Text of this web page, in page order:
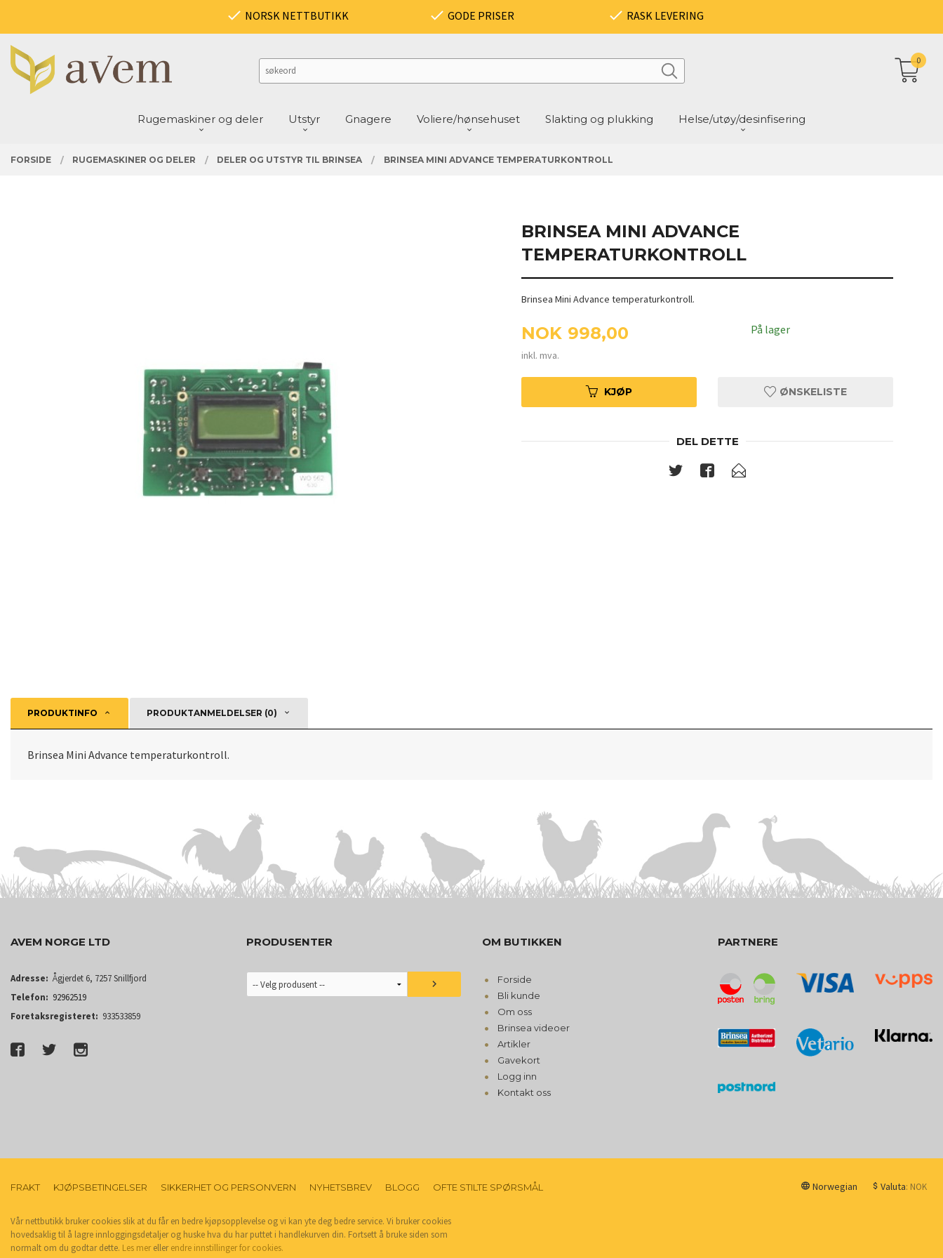
innholdet
NORSK NETTBUTIKK GODE PRISER RASK LEVERING
Rugemaskiner og deler Utstyr Gnagere Voliere/hønsehuset Slakting og plukking Helse/utøy/desinfisering
0
FORSIDE RUGEMASKINER OG DELER DELER OG UTSTYR TIL BRINSEA BRINSEA MINI ADVANCE TEMPERATURKONTROLL
BRINSEA MINI ADVANCE
TEMPERATURKONTROLL
Brinsea Mini Advance temperaturkontroll.
Pris
NOK 998,00
inkl. mva.
På lager
KJØP ØNSKELISTE
DEL DETTE
PRODUKTINFO PRODUKTANMELDELSER (0)
Brinsea Mini Advance temperaturkontroll.
AVEM NORGE LTD
Adresse: Ågjerdet 6, 7257 Snillfjord
Telefon: 92962519
Foretaksregisteret: 933533859
PRODUSENTER OM BUTIKKEN
Forside
Bli kunde
Om oss
Brinsea videoer
Artikler
Gavekort
Logg inn
Kontakt oss
PARTNERE
Norwegian Valuta: NOK
FRAKT KJØPSBETINGELSER SIKKERHET OG PERSONVERN NYHETSBREV BLOGG OFTE STILTE SPØRSMÅL
Vår nettbutikk bruker cookies slik at du får en bedre kjøpsopplevelse og vi kan yte deg bedre service. Vi bruker cookies
hovedsaklig til å lagre innloggingsdetaljer og huske hva du har puttet i handlekurven din. Fortsett å bruke siden som
normalt om du godtar dette. Les merellerendre innstillinger for cookies.